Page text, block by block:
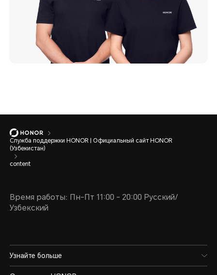
Служба поддержки HONOR | Официальный сайт HONOR
(Узбекистан)
content
Время работы: Пн-Пт 11:00 - 20:00 Русский/
Узбекский
Узнайте больше